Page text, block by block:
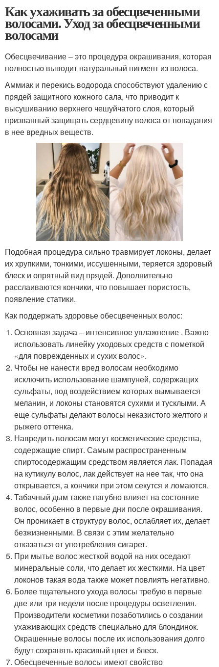
Как ухаживать за обесцвеченными
волосами. Уход за обесцвеченными
волосами
Обесцвечивание – это процедура окрашивания, которая
полностью выводит натуральный пигмент из волоса.
Аммиак и перекись водорода способствуют удалению с
прядей защитного кожного сала, что приводит к
высушиванию верхнего чешуйчатого слоя, который
призванный защищать сердцевину волоса от попадания
в нее вредных веществ.
Подобная процедура сильно травмирует локоны, делает
их хрупкими, тонкими, иссушенными, теряется здоровый
блеск и опрятный вид прядей. Дополнительно
расслаиваются кончики, что повышает пористость,
появление статики.
Как поддержать здоровье обесцвеченных волос:
Основная задача – интенсивное увлажнение . Важно
использовать линейку уходовых средств с пометкой
«для поврежденных и сухих волос».
Чтобы не нанести вред волосам необходимо
исключить использование шампуней, содержащих
сульфаты, под воздействием которых вымывается
меланин, и локоны становятся сухими и тусклыми. А
еще сульфаты делают волосы неказистого желтого и
рыжего оттенка.
Навредить волосам могут косметические средства,
содержащие спирт. Самым распространенным
спиртосодержащим средством является лак. Попадая
на кутикулу волос, лак действует на нее так, что она
открывается, а кончики при этом секутся и ломаются.
Табачный дым также пагубно влияет на состояние
волос, особенно в первые дни после окрашивания.
Он проникает в структуру волос, ослабляет их, делает
безжизненными. В связи с этим желательно
отказаться от употребления сигарет.
При мытье волос жесткой водой на них оседают
минеральные соли, что делает их жесткими. На цвет
локонов такая вода также может повлиять негативно.
Более тщательного ухода волосы требую в первые
две или три недели после процедуры осветления.
Производители косметики позаботились о создании
ухаживающих средств специально для блондинок.
Окрашенные волосы после их использования долго
будут сохранять красивый цвет и блеск.
Обесцвеченные волосы имеют свойство